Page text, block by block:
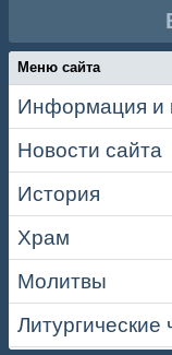
Меню сайта
Информация и
Новости сайта
История
Храм
Молитвы
Литургические